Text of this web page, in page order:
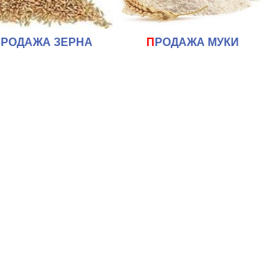
РОДАЖА ЗЕРНА П РОДАЖА МУКИ